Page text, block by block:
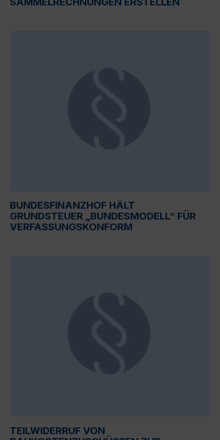
BUNDESFINANZHOF HÄLT
GRUNDSTEUER „BUNDESMODELL“ FÜR
VERFASSUNGSKONFORM
TEILWIDERRUF VON